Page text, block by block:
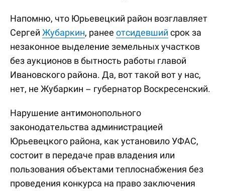
Напомню, что Юрьевецкий район возглавляет
Сергей Жубаркин, ранее отсидевший срок за
незаконное выделение земельных участков
без аукционов в бытность работы главой
Ивановского района. Да, вот такой вот у нас,
нет, не Жубаркин – губернатор Воскресенский.
Нарушение антимонопольного
законодательства администрацией
Юрьевецкого района, как установило УФАС,
состоит в передаче прав владения или
пользования объектами теплоснабжения без
проведения конкурса на право заключения